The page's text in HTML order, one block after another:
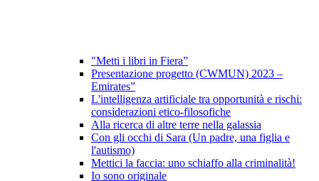
"Metti i libri in Fiera”
Presentazione progetto (CWMUN) 2023 –
Emirates”
L'intelligenza artificiale tra opportunità e rischi:
considerazioni etico-filosofiche
Alla ricerca di altre terre nella galassia
Con gli occhi di Sara (Un padre, una figlia e
l'autismo)
Mettici la faccia: uno schiaffo alla criminalità!
Io sono originale